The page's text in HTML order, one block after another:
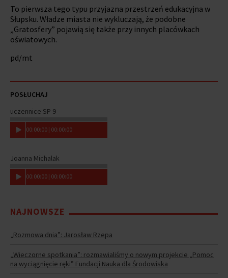
To pierwsza tego typu przyjazna przestrzeń edukacyjna w
Słupsku. Władze miasta nie wykluczają, że podobne
„Gratosfery” pojawią się także przy innych placówkach
oświatowych.
pd/mt
POSŁUCHAJ
uczennice SP 9
00:00:00 | 00:00:00
Joanna Michalak
00:00:00 | 00:00:00
NAJNOWSZE
„Rozmowa dnia”: Jarosław Rzepa
„Wieczorne spotkania”: rozmawialiśmy o nowym projekcie „Pomoc
na wyciągnięcie ręki” Fundacji Nauka dla Środowiska